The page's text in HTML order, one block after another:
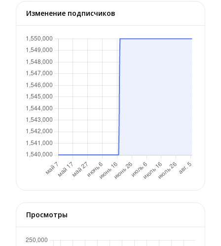
Изменение подписчиков
Просмотры